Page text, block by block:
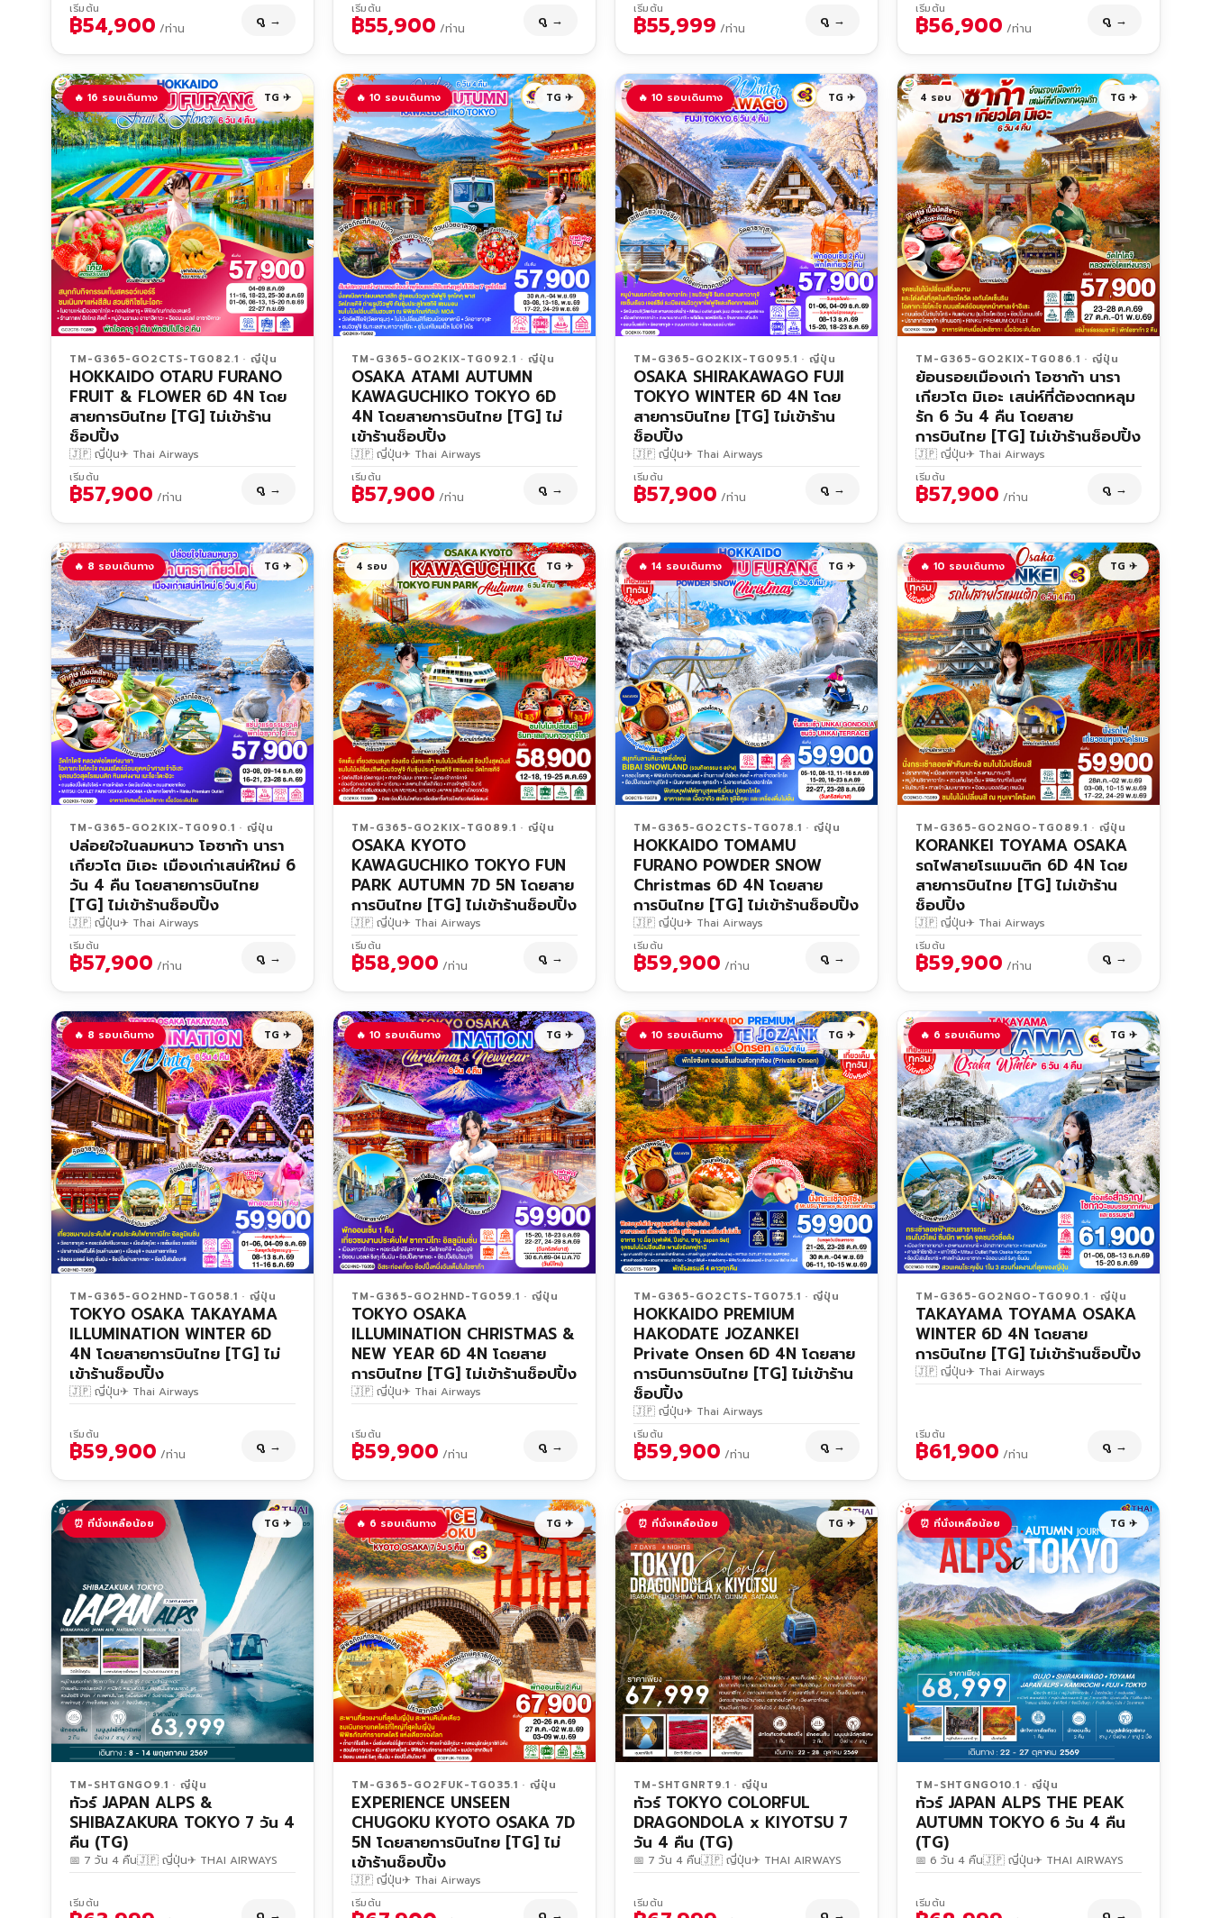
เริ่มต้น
฿54,900 /ท่าน ดู →
เริ่มต้น
฿55,900 /ท่าน ดู →
เริ่มต้น
฿55,999 /ท่าน ดู →
เริ่มต้น
฿56,900 /ท่าน ดู →
🔥 16 รอบเดินทาง TG ✈
TM-G365-GO2CTS-TG082.1 · ญี่ปุ่น
HOKKAIDO OTARU FURANO
FRUIT & FLOWER 6D 4N โดย
สายการบินไทย [TG] ไม่เข้าร้าน
ช็อปปิ้ง
🇯🇵 ญี่ปุ่น✈ Thai Airways
เริ่มต้น
฿57,900 /ท่าน ดู →
🔥 10 รอบเดินทาง TG ✈
TM-G365-GO2KIX-TG092.1 · ญี่ปุ่น
OSAKA ATAMI AUTUMN
KAWAGUCHIKO TOKYO 6D
4N โดยสายการบินไทย [TG] ไม่
เข้าร้านช็อปปิ้ง
🇯🇵 ญี่ปุ่น✈ Thai Airways
เริ่มต้น
฿57,900 /ท่าน ดู →
🔥 10 รอบเดินทาง TG ✈
TM-G365-GO2KIX-TG095.1 · ญี่ปุ่น
OSAKA SHIRAKAWAGO FUJI
TOKYO WINTER 6D 4N โดย
สายการบินไทย [TG] ไม่เข้าร้าน
ช็อปปิ้ง
🇯🇵 ญี่ปุ่น✈ Thai Airways
เริ่มต้น
฿57,900 /ท่าน ดู →
4 รอบ TG ✈
TM-G365-GO2KIX-TG086.1 · ญี่ปุ่น
ย้อนรอยเมืองเก่า โอซาก้า นารา
เกียวโต มิเอะ เสน่ห์ที่ต้องตกหลุม
รัก 6 วัน 4 คืน โดยสาย
การบินไทย [TG] ไม่เข้าร้านช็อปปิ้ง
🇯🇵 ญี่ปุ่น✈ Thai Airways
เริ่มต้น
฿57,900 /ท่าน ดู →
🔥 8 รอบเดินทาง TG ✈
TM-G365-GO2KIX-TG090.1 · ญี่ปุ่น
ปล่อยใจในลมหนาว โอซาก้า นารา
เกียวโต มิเอะ เมืองเก่าเสน่ห์ใหม่ 6
วัน 4 คืน โดยสายการบินไทย
[TG] ไม่เข้าร้านช็อปปิ้ง
🇯🇵 ญี่ปุ่น✈ Thai Airways
เริ่มต้น
฿57,900 /ท่าน ดู →
4 รอบ TG ✈
TM-G365-GO2KIX-TG089.1 · ญี่ปุ่น
OSAKA KYOTO
KAWAGUCHIKO TOKYO FUN
PARK AUTUMN 7D 5N โดยสาย
การบินไทย [TG] ไม่เข้าร้านช็อปปิ้ง
🇯🇵 ญี่ปุ่น✈ Thai Airways
เริ่มต้น
฿58,900 /ท่าน ดู →
🔥 14 รอบเดินทาง TG ✈
TM-G365-GO2CTS-TG078.1 · ญี่ปุ่น
HOKKAIDO TOMAMU
FURANO POWDER SNOW
Christmas 6D 4N โดยสาย
การบินไทย [TG] ไม่เข้าร้านช็อปปิ้ง
🇯🇵 ญี่ปุ่น✈ Thai Airways
เริ่มต้น
฿59,900 /ท่าน ดู →
🔥 10 รอบเดินทาง TG ✈
TM-G365-GO2NGO-TG089.1 · ญี่ปุ่น
KORANKEI TOYAMA OSAKA
รถไฟสายโรแมนติก 6D 4N โดย
สายการบินไทย [TG] ไม่เข้าร้าน
ช็อปปิ้ง
🇯🇵 ญี่ปุ่น✈ Thai Airways
เริ่มต้น
฿59,900 /ท่าน ดู →
🔥 8 รอบเดินทาง TG ✈
TM-G365-GO2HND-TG058.1 · ญี่ปุ่น
TOKYO OSAKA TAKAYAMA
ILLUMINATION WINTER 6D
4N โดยสายการบินไทย [TG] ไม่
เข้าร้านช็อปปิ้ง
🇯🇵 ญี่ปุ่น✈ Thai Airways
เริ่มต้น
฿59,900 /ท่าน ดู →
🔥 10 รอบเดินทาง TG ✈
TM-G365-GO2HND-TG059.1 · ญี่ปุ่น
TOKYO OSAKA
ILLUMINATION CHRISTMAS &
NEW YEAR 6D 4N โดยสาย
การบินไทย [TG] ไม่เข้าร้านช็อปปิ้ง
🇯🇵 ญี่ปุ่น✈ Thai Airways
เริ่มต้น
฿59,900 /ท่าน ดู →
🔥 10 รอบเดินทาง TG ✈
TM-G365-GO2CTS-TG075.1 · ญี่ปุ่น
HOKKAIDO PREMIUM
HAKODATE JOZANKEI
Private Onsen 6D 4N โดยสาย
การบินการบินไทย [TG] ไม่เข้าร้าน
ช็อปปิ้ง
🇯🇵 ญี่ปุ่น✈ Thai Airways
เริ่มต้น
฿59,900 /ท่าน ดู →
🔥 6 รอบเดินทาง TG ✈
TM-G365-GO2NGO-TG090.1 · ญี่ปุ่น
TAKAYAMA TOYAMA OSAKA
WINTER 6D 4N โดยสาย
การบินไทย [TG] ไม่เข้าร้านช็อปปิ้ง
🇯🇵 ญี่ปุ่น✈ Thai Airways
เริ่มต้น
฿61,900 /ท่าน ดู →
⏰ ที่นั่งเหลือน้อย TG ✈
TM-SHTGNGO9.1 · ญี่ปุ่น
ทัวร์ JAPAN ALPS &
SHIBAZAKURA TOKYO 7 วัน 4
คืน (TG)
📅 7 วัน 4 คืน🇯🇵 ญี่ปุ่น✈ THAI AIRWAYS
เริ่มต้น
🔥 6 รอบเดินทาง TG ✈
TM-G365-GO2FUK-TG035.1 · ญี่ปุ่น
EXPERIENCE UNSEEN
CHUGOKU KYOTO OSAKA 7D
5N โดยสายการบินไทย [TG] ไม่
เข้าร้านช็อปปิ้ง
🇯🇵 ญี่ปุ่น✈ Thai Airways
เริ่มต้น
⏰ ที่นั่งเหลือน้อย TG ✈
TM-SHTGNRT9.1 · ญี่ปุ่น
ทัวร์ TOKYO COLORFUL
DRAGONDOLA x KIYOTSU 7
วัน 4 คืน (TG)
📅 7 วัน 4 คืน🇯🇵 ญี่ปุ่น✈ THAI AIRWAYS
เริ่มต้น
⏰ ที่นั่งเหลือน้อย TG ✈
TM-SHTGNGO10.1 · ญี่ปุ่น
ทัวร์ JAPAN ALPS THE PEAK
AUTUMN TOKYO 6 วัน 4 คืน
(TG)
📅 6 วัน 4 คืน🇯🇵 ญี่ปุ่น✈ THAI AIRWAYS
เริ่มต้น